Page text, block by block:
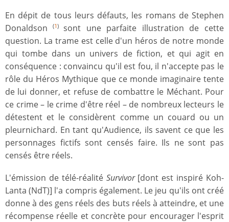
En dépit de tous leurs défauts, les romans de Stephen
Donaldson (1) sont une parfaite illustration de cette
question. La trame est celle d'un héros de notre monde
qui tombe dans un univers de fiction, et qui agit en
conséquence : convaincu qu'il est fou, il n'accepte pas le
rôle du Héros Mythique que ce monde imaginaire tente
de lui donner, et refuse de combattre le Méchant. Pour
ce crime – le crime d'être réel – de nombreux lecteurs le
détestent et le considèrent comme un couard ou un
pleurnichard. En tant qu'Audience, ils savent ce que les
personnages fictifs sont censés faire. Ils ne sont pas
censés être réels.
L'émission de télé-réalité Survivor[dont est inspiré Koh-
Lanta (NdT)] l'a compris également. Le jeu qu'ils ont créé
donne à des gens réels des buts réels à atteindre, et une
récompense réelle et concrète pour encourager l'esprit